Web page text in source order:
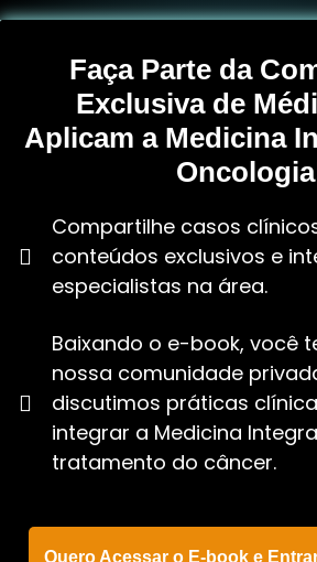
Faça Parte da
Exclusiva de
Aplicam a Medicina
Compartilhe casos
conteúdos exclusivos e
especialistas na área.
Baixando o e-book, você
nossa comunidade
discutimos práticas
integrar a Medicina
tratamento do câncer.
Quero Acessar o E-book e